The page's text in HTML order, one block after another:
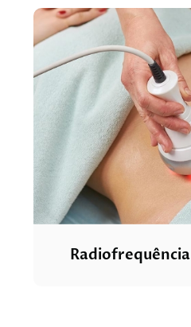
Radiofrequência